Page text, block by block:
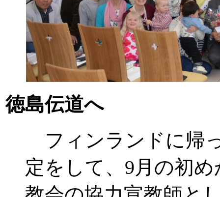
徳島伝道へ
フィンランドに帰
定をして、9月の初